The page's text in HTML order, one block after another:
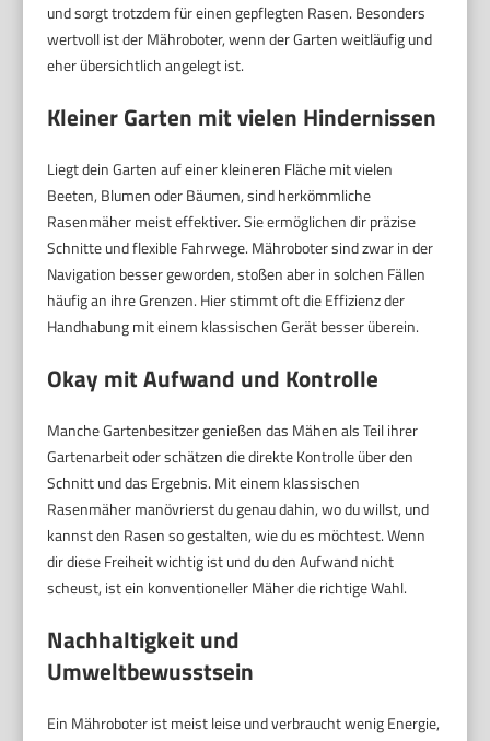
und sorgt trotzdem für einen gepflegten Rasen. Besonders
wertvoll ist der Mähroboter, wenn der Garten weitläufig und
eher übersichtlich angelegt ist.
Kleiner Garten mit vielen Hindernissen
Liegt dein Garten auf einer kleineren Fläche mit vielen
Beeten, Blumen oder Bäumen, sind herkömmliche
Rasenmäher meist effektiver. Sie ermöglichen dir präzise
Schnitte und flexible Fahrwege. Mähroboter sind zwar in der
Navigation besser geworden, stoßen aber in solchen Fällen
häufig an ihre Grenzen. Hier stimmt oft die Effizienz der
Handhabung mit einem klassischen Gerät besser überein.
Okay mit Aufwand und Kontrolle
Manche Gartenbesitzer genießen das Mähen als Teil ihrer
Gartenarbeit oder schätzen die direkte Kontrolle über den
Schnitt und das Ergebnis. Mit einem klassischen
Rasenmäher manövrierst du genau dahin, wo du willst, und
kannst den Rasen so gestalten, wie du es möchtest. Wenn
dir diese Freiheit wichtig ist und du den Aufwand nicht
scheust, ist ein konventioneller Mäher die richtige Wahl.
Nachhaltigkeit und
Umweltbewusstsein
Ein Mähroboter ist meist leise und verbraucht wenig Energie,